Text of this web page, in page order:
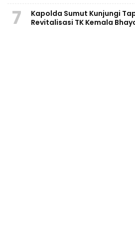
7
Kapolda Sumut Kunjungi
Revitalisasi TK Kemala